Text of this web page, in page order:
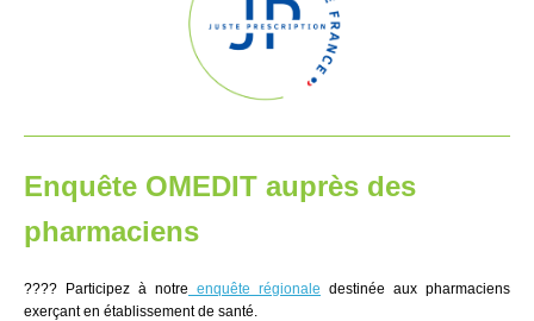
Enquête OMEDIT auprès des
pharmaciens
???? Participez à notre enquête régionale destinée aux pharmaciens
exerçant en établissement de santé.